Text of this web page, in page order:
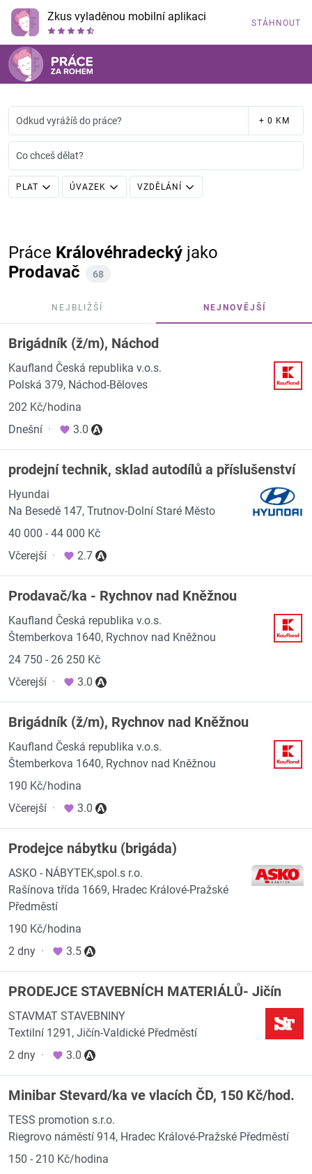
Zkus vyladěnou mobilní aplikaci STÁHNOUT
Odkud vyrážíš do práce? + 0 KM
Co chceš dělat?
PLAT ÚVAZEK VZDĚLÁNÍ
Práce Královéhradecký jako
Prodavač
68
NEJBLIŽŠÍ NEJNOVĚJŠÍ
Brigádník (ž/m), Náchod
Kaufland Česká republika v.o.s.
Polská 379, Náchod-Běloves
202 Kč/hodina
Dnešní · 3.0
prodejní technik, sklad autodílů a příslušenství
Hyundai
Na Besedě 147, Trutnov-Dolní Staré Město
40 000 - 44 000 Kč
Včerejší · 2.7
Prodavač/ka - Rychnov nad Kněžnou
Kaufland Česká republika v.o.s.
Štemberkova 1640, Rychnov nad Kněžnou
24 750 - 26 250 Kč
Včerejší · 3.0
Brigádník (ž/m), Rychnov nad Kněžnou
Kaufland Česká republika v.o.s.
Štemberkova 1640, Rychnov nad Kněžnou
190 Kč/hodina
Včerejší · 3.0
Prodejce nábytku (brigáda)
ASKO - NÁBYTEK,spol.s r.o.
Rašínova třída 1669, Hradec Králové-Pražské
Předměstí
190 Kč/hodina
2 dny · 3.5
PRODEJCE STAVEBNÍCH MATERIÁLŮ- Jičín
STAVMAT STAVEBNINY
Textilní 1291, Jičín-Valdické Předměstí
2 dny · 3.0
Minibar Stevard/ka ve vlacích ČD, 150 Kč/hod.
TESS promotion s.r.o.
Riegrovo náměstí 914, Hradec Králové-Pražské Předměstí
150 - 210 Kč/hodina